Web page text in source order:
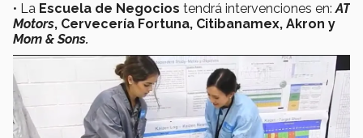
• La Escuela de Negocios tendrá intervenciones en:AT
Motors, Cervecería Fortuna, Citibanamex, Akron y
Mom & Sons.